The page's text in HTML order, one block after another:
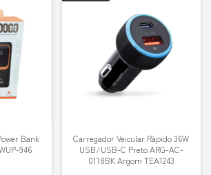
Bank
946
Carregador Veicular Rápido 36W
USB/USB-C Preto ARG-AC-
0118BK Argom TEA1243